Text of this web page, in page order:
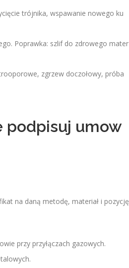
trójnika, wspawanie nowego ku
Poprawka: szlif do zdrowego mater
zgrzew doczołowy, próba
podpisuj umow
na daną metodę, materiał i pozycję
przy przyłączach gazowych.